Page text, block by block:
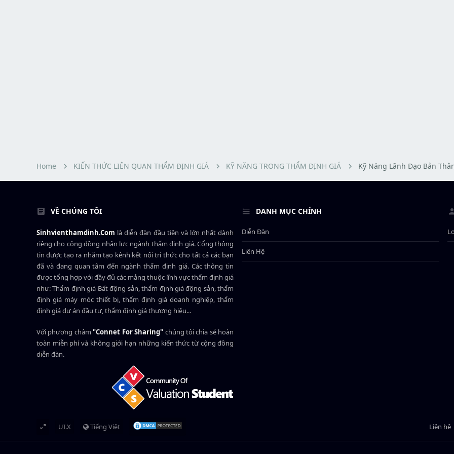
Home KIẾN THỨC LIÊN QUAN THẨM ĐỊNH GIÁ KỸ NĂNG TRONG THẨM ĐỊNH GIÁ Kỹ Năng Lãnh Đạo Bản
VỀ CHÚNG TÔI
Sinhvienthamdinh.Com là diễn đàn đầu tiên và lớn nhất dành
riêng cho cộng đồng nhân lực ngành thẩm định giá. Cổng thông
tin được tạo ra nhằm tạo kênh kết nối tri thức cho tất cả các bạn
đã và đang quan tâm đến ngành thẩm định giá. Các thông tin
được tổng hợp với đầy đủ các mảng thuộc lĩnh vực thẩm định giá
như: Thẩm định giá Bất động sản, thẩm định giá động sản, thẩm
định giá máy móc thiết bị, thẩm định giá doanh nghiệp, thẩm
định giá dự án đầu tư, thẩm định giá thương hiệu...
Với phương châm"Connet For Sharing" chúng tôi chia sẻ hoàn
toàn miễn phí và không giới hạn những kiến thức từ cộng đồng
diễn đàn.
DANH MỤC CHÍNH
Diễn Đàn
Liên Hệ
UI.X Tiếng Việt Liên hệ